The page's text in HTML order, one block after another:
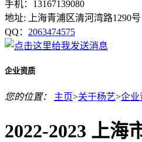
手机：13167139080
地址: 上海青浦区清河湾路1290号
QQ： 2063474575
企业资质
您的位置： 主页>关于杨艺>企业
2022-2023 上海